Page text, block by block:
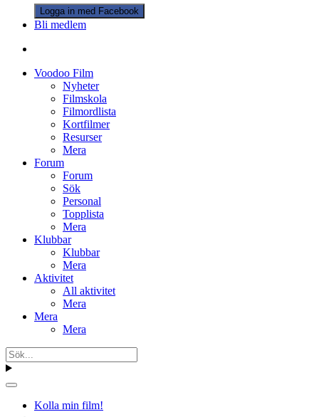
Logga in med Facebook
Bli medlem
Voodoo Film
Nyheter
Filmskola
Filmordlista
Kortfilmer
Resurser
Mera
Forum
Forum
Sök
Personal
Topplista
Mera
Klubbar
Klubbar
Mera
Aktivitet
All aktivitet
Mera
Mera
Mera
Kolla min film!